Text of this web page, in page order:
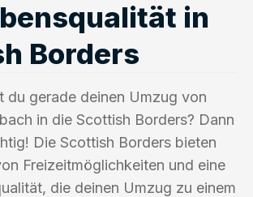
in
Borders
du gerade deinen Umzug von
in die Scottish Borders? Dann
Die Scottish Borders bieten
Freizeitmöglichkeiten und eine
die deinen Umzug zu einem